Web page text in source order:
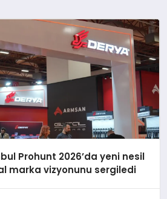
Prohunt 2026’da yeni nesil
marka vizyonunu sergiledi